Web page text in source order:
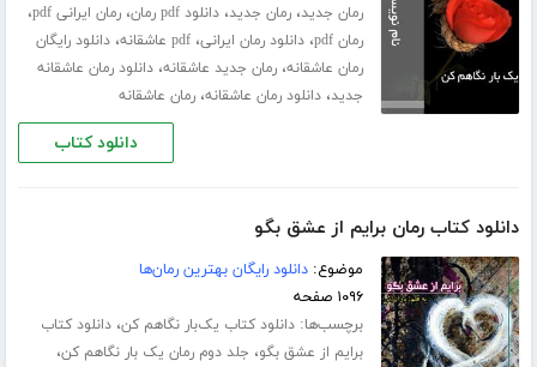
رمان جدید،رمان جدید،دانلود pdf رمان ،رمان ایرانی pdf ،
رمان pdf ،دانلود رمان ایرانی،pdf عاشقانه ،دانلود رایگان
رمان عاشقانه،رمان جدید عاشقانه،دانلود رمان عاشقانه
جدید،دانلود رمان عاشقانه،رمان عاشقانه
دانلود کتاب
دانلود کتاب رمان برایم از عشق بگو
موضوع:دانلود رایگان بهترین رمان‌ها
۱۰۹۶ صفحه
برچسب‌ها:دانلود کتاب یک‌بار نگاهم کن،دانلود کتاب
برایم از عشق بگو، جلد دوم رمان یک بار نگاهم کن،